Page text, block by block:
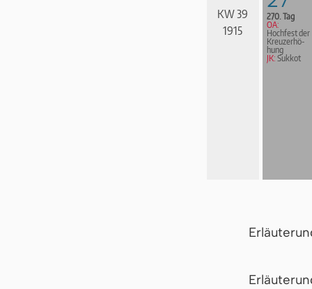
KW 39
1915
270. Tag
OA:
Hochfest der
Kreuz­er­hö­
hung
JK: Sukkot